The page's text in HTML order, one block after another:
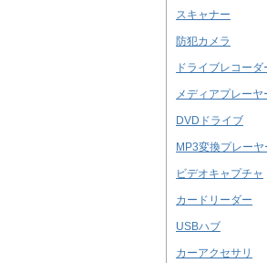
スキャナー
防犯カメラ
ドライブレコーダ
メディアプレーヤ
DVDドライブ
MP3変換プレーヤ
ビデオキャプチャ
カードリーダー
USBハブ
カーアクセサリ